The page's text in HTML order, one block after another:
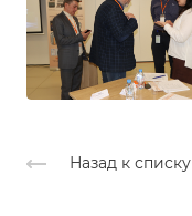
Назад к списку